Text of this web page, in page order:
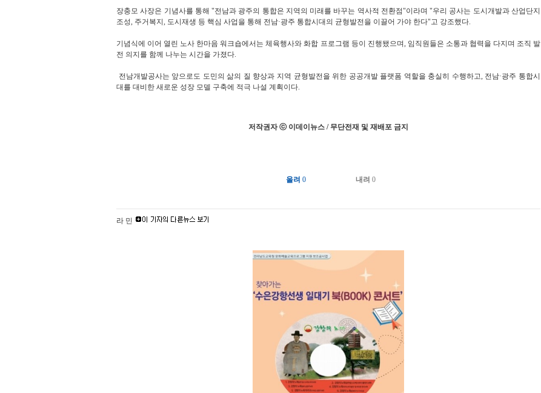
장충모 사장은 기념사를 통해 "전남과 광주의 통합은 지역의 미래를 바꾸는 역사적 전환점"이라며 "우리 공사는 도시개발과 산업단지
조성, 주거복지, 도시재생 등 핵심 사업을 통해 전남·광주 통합시대의 균형발전을 이끌어 가야 한다"고 강조했다.
기념식에 이어 열린 노사 한마음 워크숍에서는 체육행사와 화합 프로그램 등이 진행됐으며, 임직원들은 소통과 협력을 다지며 조직 발
전 의지를 함께 나누는 시간을 가졌다.
전남개발공사는 앞으로도 도민의 삶의 질 향상과 지역 균형발전을 위한 공공개발 플랫폼 역할을 충실히 수행하고, 전남·광주 통합시
대를 대비한 새로운 성장 모델 구축에 적극 나설 계획이다.
저작권자 ⓒ 이데이뉴스 / 무단전재 및 재배포 금지
올려 0 내려 0
라 민